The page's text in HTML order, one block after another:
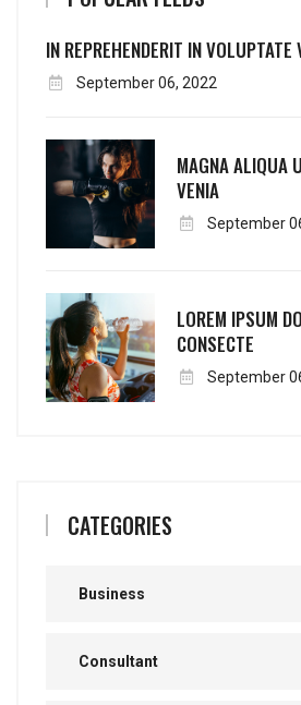
IN REPREHENDERIT IN VOLUPTATE
September 06, 2022
MAGNA ALIQUA
VENIA
September
LOREM IPSUM
CONSECTE
September
CATEGORIES
Business
Consultant